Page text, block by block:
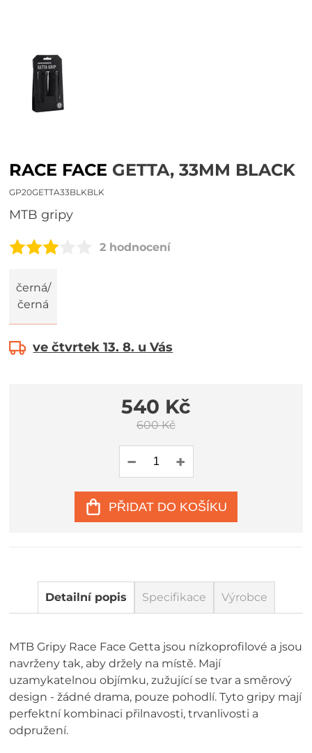
RACE FACE GETTA, 33MM BLACK
GP20GETTA33BLKBLK
MTB gripy
2 hodnocení
černá/
černá
ve čtvrtek 13. 8. u Vás
540 Kč
600 Kč
PŘIDAT DO KOŠÍKU
Detailní popis Specifikace Výrobce
MTB Gripy Race Face Getta jsou nízkoprofilové a jsou
navrženy tak, aby držely na místě. Mají
uzamykatelnou objímku, zužující se tvar a směrový
design - žádné drama, pouze pohodlí. Tyto gripy mají
perfektní kombinaci přilnavosti, trvanlivosti a
odpružení.